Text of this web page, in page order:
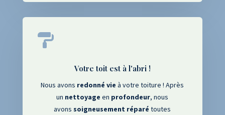

Votre toit est à l'abri !
Nous avons redonné vie à votre toiture ! Après
un nettoyage en profondeur, nous
avons soigneusement réparé toutes